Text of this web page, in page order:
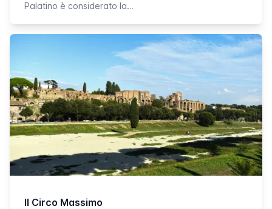
Palatino è considerato la…
Il Circo Massimo